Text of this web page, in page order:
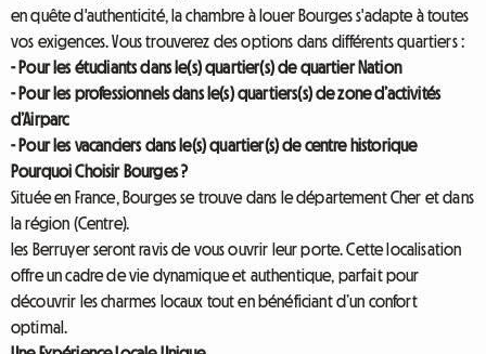
en quête d'authenticité, la chambre à louer Bourges s'adapte à toutes
vos exigences. Vous trouverez des options dans différents quartiers :
- Pour les étudiants dans le(s) quartier(s) de quartier Nation
- Pour les professionnels dans le(s) quartiers(s) de zone d’activités
d’Airparc
- Pour les vacanciers dans le(s) quartier(s) de centre historique
Pourquoi Choisir Bourges ?
Située en France, Bourges se trouve dans le département Cher et dans
la région (Centre).
les Berruyer seront ravis de vous ouvrir leur porte. Cette localisation
offre un cadre de vie dynamique et authentique, parfait pour
découvrir les charmes locaux tout en bénéficiant d’un confort
optimal.